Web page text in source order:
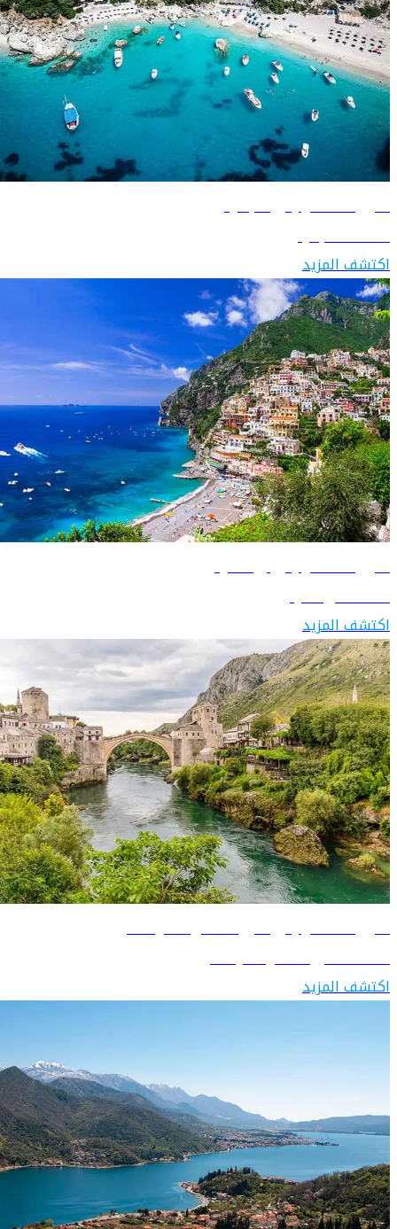
دليل السفر إلى ألبانيا
اكتشف ألبانيا
اكتشف المزيد
دليل السفر إلى إيطاليا
اكتشف إيطاليا
اكتشف المزيد
دليل السفر إلى البوسنة والهرسك
اكتشف البوسنة والهرسك
اكتشف المزيد